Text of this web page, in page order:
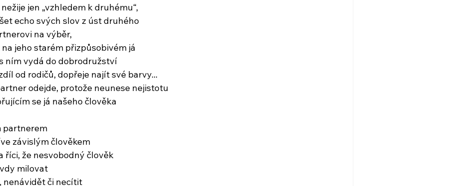
jen „vzhledem k druhému“,
echo svých slov z úst druhého
na výběr,
jeho starém přizpůsobivém já
ním vydá do dobrodružství
od rodičů, dopřeje najít své barvy...
odejde, protože neunese nejistotu
se já našeho člověka
partnerem
závislým člověkem
říci, že nesvobodný člověk
milovat
nenávidět či necítit